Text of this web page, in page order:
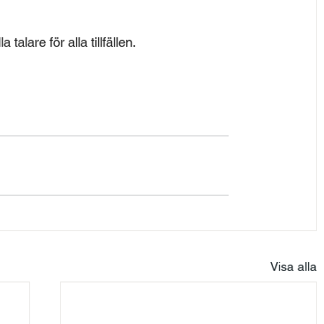
talare för alla tillfällen.
Visa alla